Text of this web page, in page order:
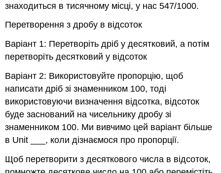
знаходиться в тисячному місці, у нас 547/1000.
Перетворення з дробу в відсоток
Варіант 1: Перетворіть дріб у десятковий, а потім
перетворіть десятковий у відсоток
Варіант 2: Використовуйте пропорцію, щоб
написати дріб зі знаменником 100, тоді
використовуючи визначення відсотка, відсоток
буде заснований на чисельнику дробу зі
знаменником 100. Ми вивчимо цей варіант більше
в Unit ___, коли дізнаємося про пропорції.
Щоб перетворити з десяткового числа в відсоток,